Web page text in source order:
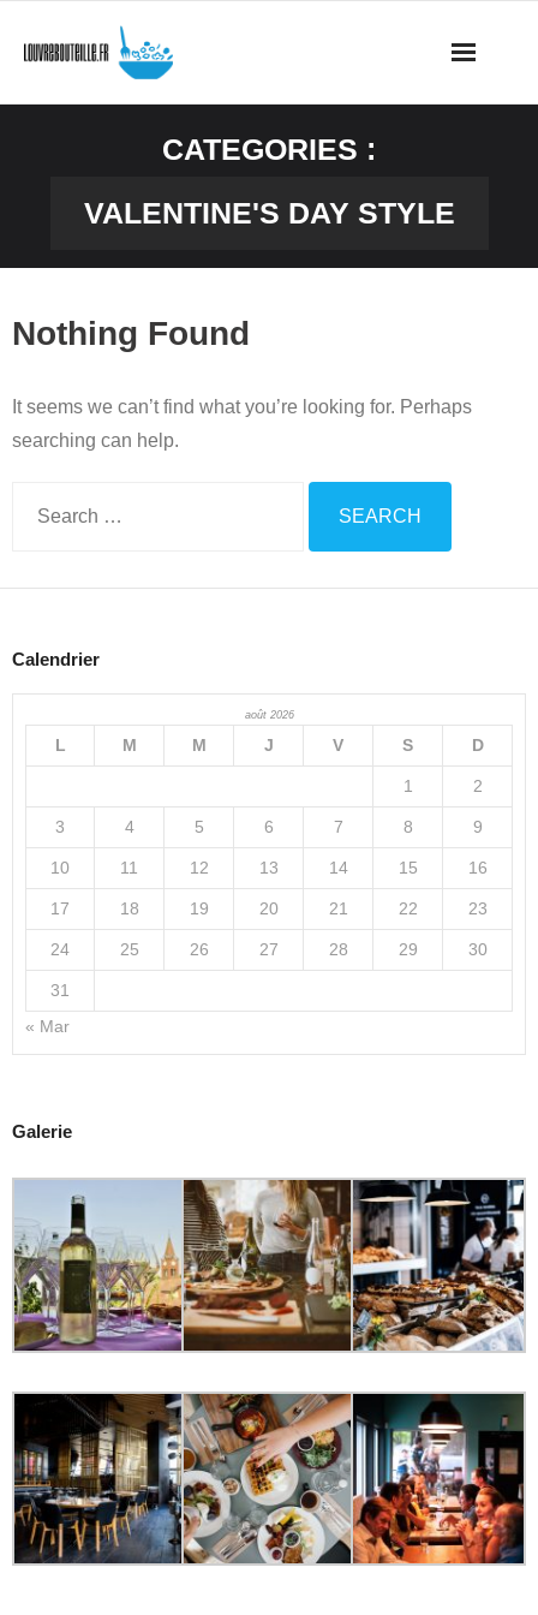
CATEGORIES :
VALENTINE'S DAY STYLE
Nothing Found
It seems we can’t find what you’re looking for. Perhaps
searching can help.
Calendrier
août 2026
L M M J V S D
1 2
3 4 5 6 7 8 9
10 11 12 13 14 15 16
17 18 19 20 21 22 23
24 25 26 27 28 29 30
31
« Mar
Galerie